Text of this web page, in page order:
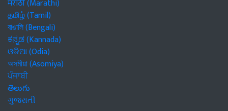
मराठी (Marathi)
தமிழ் (Tamil)
বাঙালি (Bengali)
ಕನ್ನಡ (Kannada)
ଓଡିଆ (Odia)
অসমীয়া (Asomiya)
ਪੰਜਾਬੀ
తెలుగు
ગુજરાતી